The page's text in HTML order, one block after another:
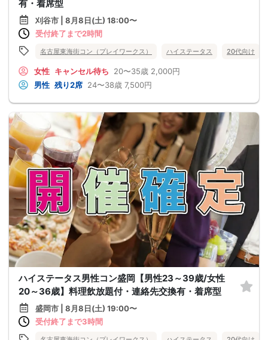
有・着席型
刈谷市 | 8月8日(土) 18:00〜
受付終了まで2時間
名古屋東海街コン（プレイワークス） ハイステータス 20代向け
女性 キャンセル待ち 20〜35歳 2,000円
男性 残り2席 24〜38歳 7,500円
ハイステータス男性コン盛岡【男性23～39歳/女性
20～36歳】料理飲放題付・連絡先交換有・着席型
盛岡市 | 8月8日(土) 19:00〜
受付終了まで3時間